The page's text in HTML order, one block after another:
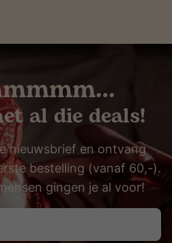
al die deals!
nieuwsbrief en ontvang
bestelling (vanaf 60,-).
gingen je al voor!